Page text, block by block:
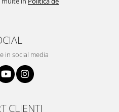
in social media
CLIENTI